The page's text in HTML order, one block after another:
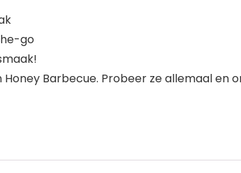
go
Barbecue. Probeer ze allemaal en